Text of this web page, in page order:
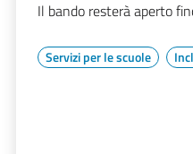
Il bando resterà aperto
Servizi per le scuole